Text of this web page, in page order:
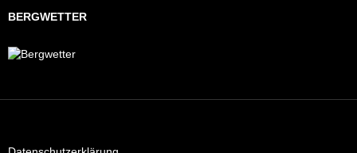
BERGWETTER